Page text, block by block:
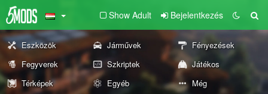
Show Adult Bejelentkezés
Eszközök Járművek
Fényezések
Fegyverek
Szkriptek
Játékos
Térképek
Egyéb Még